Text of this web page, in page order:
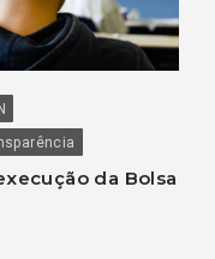
da Bolsa